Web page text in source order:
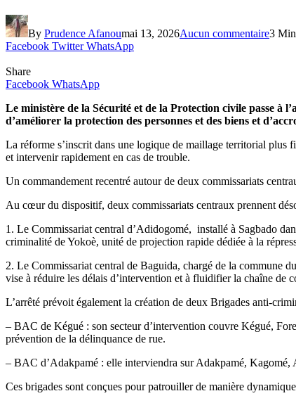
By Prudence Afanoumai 13, 2026Aucun commentaire3
Facebook Twitter WhatsApp
Share
Facebook WhatsApp
Le ministère de la Sécurité et de la Protection civile passe à
d’améliorer la protection des personnes et des biens et
La réforme s’inscrit dans une logique de maillage territorial plus
et intervenir rapidement en cas de trouble.
Un commandement recentré autour de deux commissariats
Au cœur du dispositif, deux commissariats centraux prennent
1. Le Commissariat central d’Adidogomé, installé à Sagbado
criminalité de Yokoè, unité de projection rapide dédiée à la
2. Le Commissariat central de Baguida, chargé de la commune
vise à réduire les délais d’intervention et à fluidifier la chaîne de
L’arrêté prévoit également la création de deux Brigades anti-
– BAC de Kégué : son secteur d’intervention couvre Kégué,
prévention de la délinquance de rue.
– BAC d’Adakpamé : elle interviendra sur Adakpamé, Kagomé,
Ces brigades sont conçues pour patrouiller de manière